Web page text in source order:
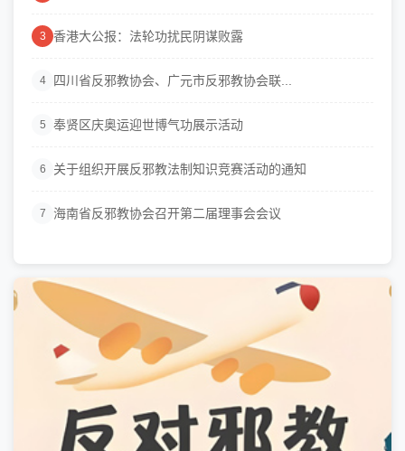
3 香港大公报：法轮功扰民阴谋败露
4 四川省反邪教协会、广元市反邪教协会联...
5 奉贤区庆奥运迎世博气功展示活动
6 关于组织开展反邪教法制知识竞赛活动的通知
7 海南省反邪教协会召开第二届理事会会议